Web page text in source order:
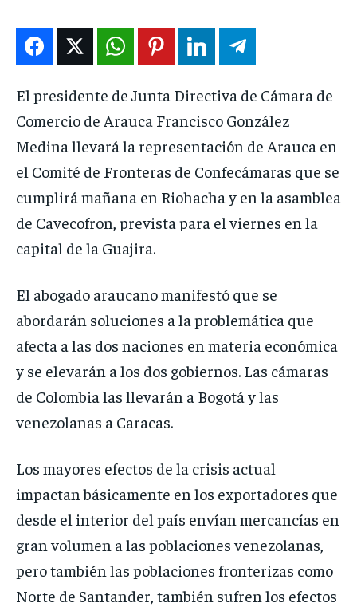
EN VIVO
NOSOTROS
INSTITUCIONAL
PUATE CON NOSOTROS
EN VIVO
NOSOTROS
INSTITUCIONAL
PUATE CON NOSOTROS
EN VIVO
NOSOTROS
INSTITUCIONAL
PUATE CON NOSOTROS
EN VIVO
NOSOTROS
INSTITUCIONAL
PUATE CON NOSOTROS
El presidente de Junta Directiva de Cámara de
Comercio de Arauca Francisco González
Medina llevará la representación de Arauca en
el Comité de Fronteras de Confecámaras que se
cumplirá mañana en Riohacha y en la asamblea
de Cavecofron, prevista para el viernes en la
capital de la Guajira.
El abogado araucano manifestó que se
abordarán soluciones a la problemática que
afecta a las dos naciones en materia económica
y se elevarán a los dos gobiernos. Las cámaras
de Colombia las llevarán a Bogotá y las
venezolanas a Caracas.
Los mayores efectos de la crisis actual
impactan básicamente en los exportadores que
desde el interior del país envían mercancías en
gran volumen a las poblaciones venezolanas,
pero también las poblaciones fronterizas como
Norte de Santander, también sufren los efectos